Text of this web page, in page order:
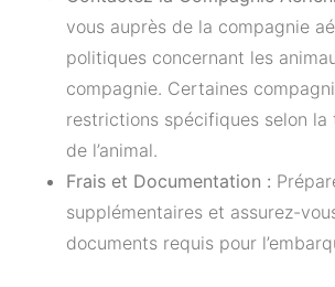
vous auprès de la compagnie
politiques concernant les
compagnie. Certaines
restrictions spécifiques selon
de l’animal.
Frais et Documentation :
supplémentaires et assurez-
documents requis pour